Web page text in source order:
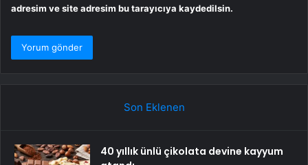
adresim ve site adresim bu tarayıcıya kaydedilsin.
Son Eklenen
40 yıllık ünlü çikolata devine kayyum